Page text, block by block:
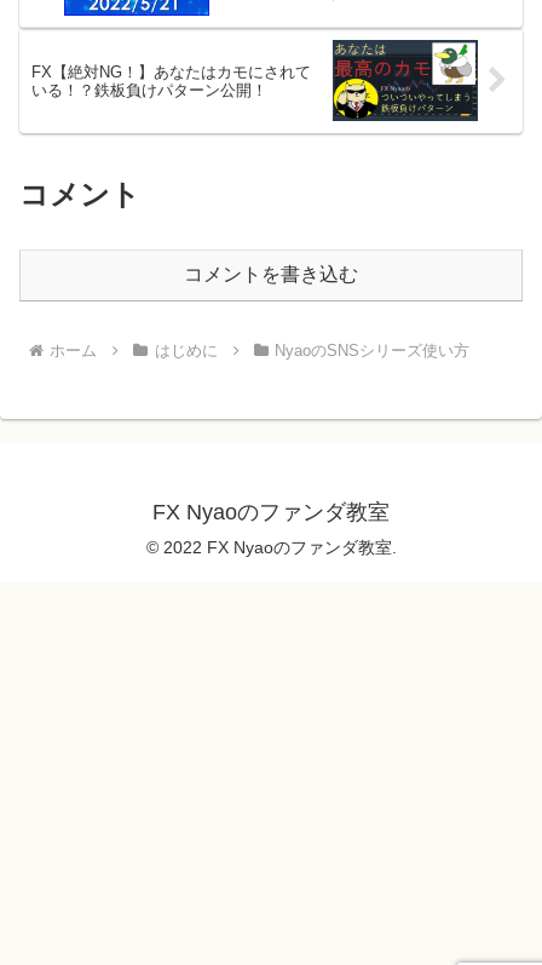
FX【絶対NG！】あなたはカモにされて
いる！？鉄板負けパターン公開！
コメント
コメントを書き込む
ホーム はじめに NyaoのSNSシリーズ使い方
FX Nyaoのファンダ教室
© 2022 FX Nyaoのファンダ教室.